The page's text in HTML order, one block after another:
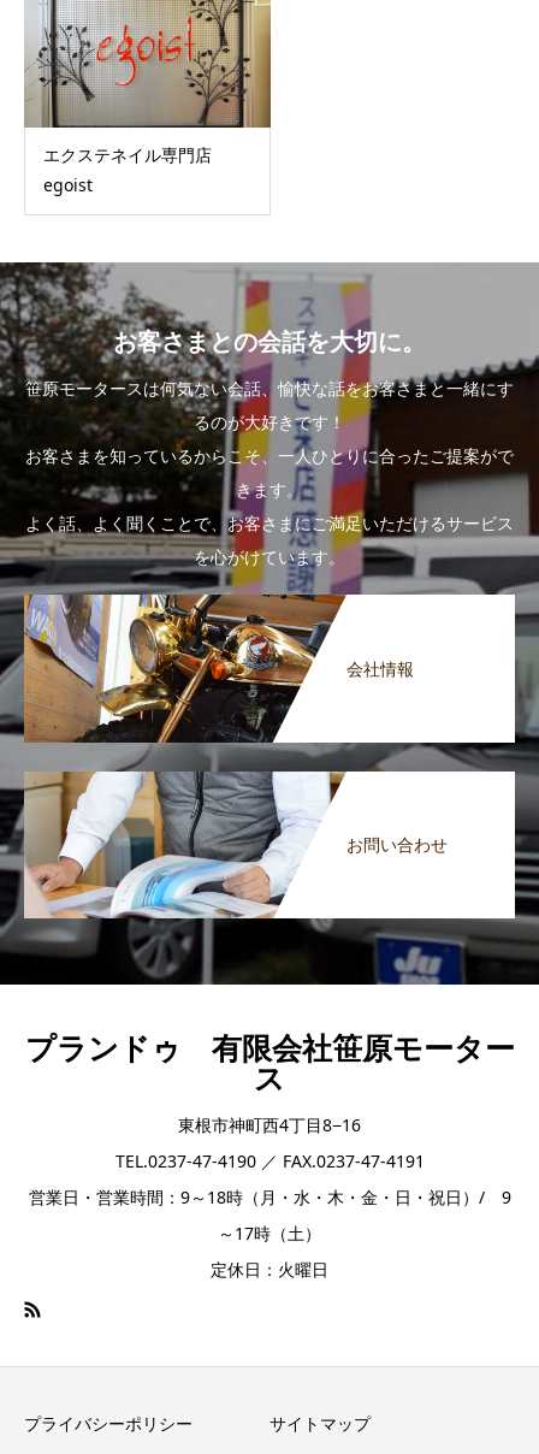
エクステネイル専門店
egoist
お客さまとの会話を大切に。
笹原モータースは何気ない会話、愉快な話をお客さまと一緒にす
るのが大好きです！
お客さまを知っているからこそ、一人ひとりに合ったご提案がで
きます。
よく話、よく聞くことで、お客さまにご満足いただけるサービス
を心がけています。
会社情報
お問い合わせ
プランドゥ 有限会社笹原モーター
ス
東根市神町西4丁目8−16
TEL.0237-47-4190 ／ FAX.0237-47-4191
営業日・営業時間：9～18時（月・水・木・金・日・祝日）/ 9
～17時（土）
定休日：火曜日
プライバシーポリシー サイトマップ